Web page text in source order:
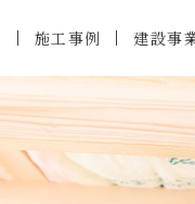
施工事例 建設事